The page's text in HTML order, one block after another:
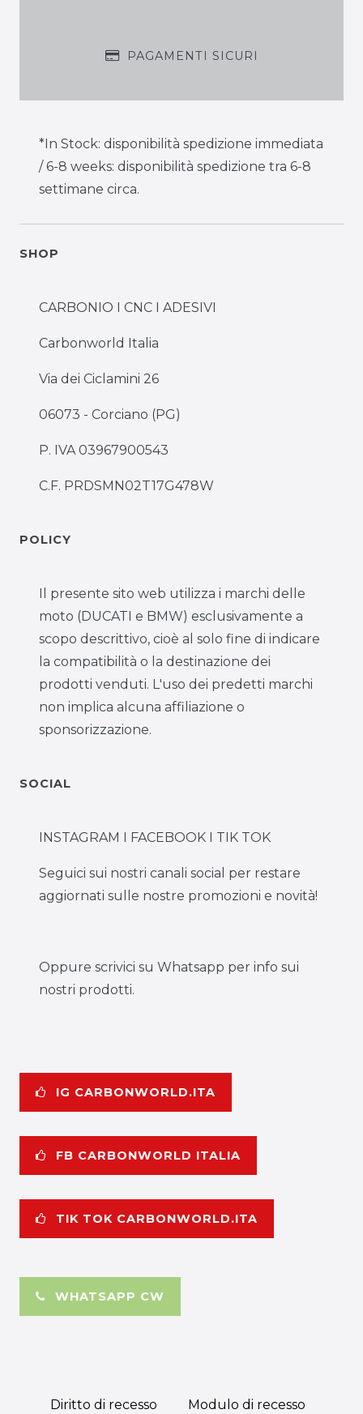
PAGAMENTI SICURI
*In Stock: disponibilità spedizione immediata
/ 6-8 weeks: disponibilità spedizione tra 6-8
settimane circa.
SHOP
CARBONIO I CNC I ADESIVI
Carbonworld Italia
Via dei Ciclamini 26
06073 - Corciano (PG)
P. IVA 03967900543
C.F. PRDSMN02T17G478W
POLICY
Il presente sito web utilizza i marchi delle
moto (DUCATI e BMW) esclusivamente a
scopo descrittivo, cioè al solo fine di indicare
la compatibilità o la destinazione dei
prodotti venduti. L'uso dei predetti marchi
non implica alcuna affiliazione o
sponsorizzazione.
SOCIAL
INSTAGRAM I FACEBOOK I TIK TOK
Seguici sui nostri canali social per restare
aggiornati sulle nostre promozioni e novità!
Oppure scrivici su Whatsapp per info sui
nostri prodotti.
IG CARBONWORLD.ITA
FB CARBONWORLD ITALIA
TIK TOK CARBONWORLD.ITA
WHATSAPP CW
Diritto di recesso Modulo di recesso